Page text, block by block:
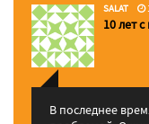
SALAT
10 лет
В последнее